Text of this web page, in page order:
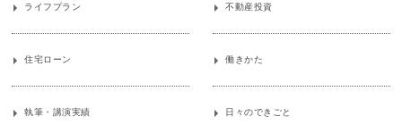
ライフプラン 不動産投資
住宅ローン 働きかた
執筆・講演実績 日々のできごと